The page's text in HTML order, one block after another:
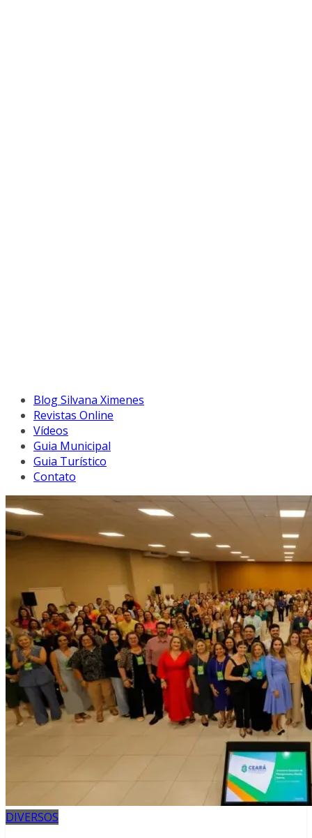
Blog Silvana Ximenes
Revistas Online
Vídeos
Guia Municipal
Guia Turístico
Contato
DIVERSOS